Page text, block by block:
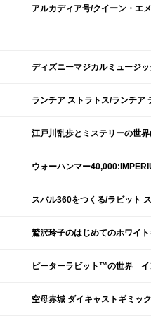
ディズニーマジカルミュージ
ランチア ストラトス/ランチア
江戸川乱歩とミステリーの世
ウォーハンマー
スバル360をつくる/ラビット
鷲沢玲子のはじめてのホワイ
ピーターラビット™の世界 イ
空母赤城 ダイキャストギミッ